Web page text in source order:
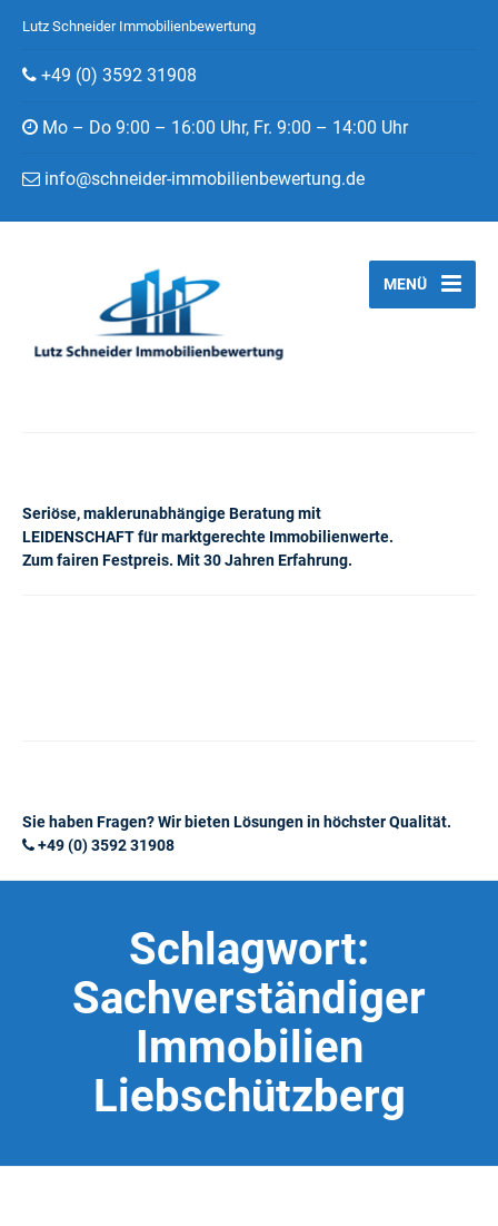
Lutz Schneider Immobilienbewertung
+49 (0) 3592 31908
Mo – Do 9:00 – 16:00 Uhr, Fr. 9:00 – 14:00 Uhr
info@schneider-immobilienbewertung.de
Seriöse, maklerunabhängige Beratung mit
LEIDENSCHAFT für marktgerechte Immobilienwerte.
Zum fairen Festpreis. Mit 30 Jahren Erfahrung.
MENÜ
Sie haben Fragen? Wir bieten Lösungen in höchster Qualität.
+49 (0) 3592 31908
Schlagwort:
Sachverständiger
Immobilien
Liebschützberg